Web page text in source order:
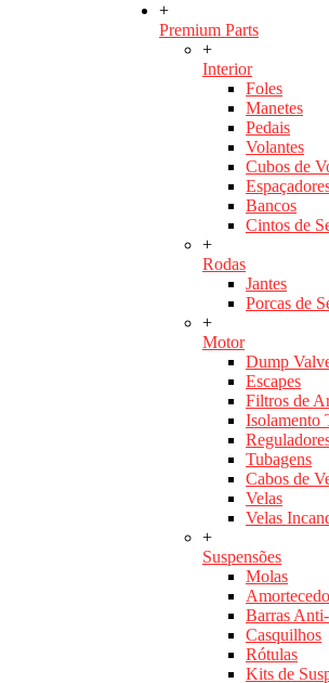
+
Premium Parts
+
Interior
Foles
Manetes
Pedais
Volantes
Cubos de
Bancos
Cintos de
+
Rodas
Jantes
Porcas de
+
Motor
Dump
Escapes
Filtros de
Isolamento
Tubagens
Cabos de
Velas
Velas
+
Suspensões
Molas
Barras
Casquilhos
Rótulas
Kits de